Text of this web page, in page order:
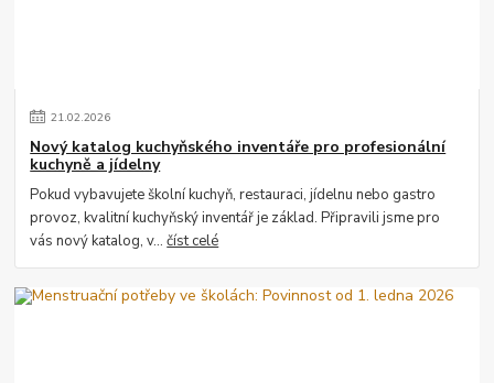
21.02.2026
Nový katalog kuchyňského inventáře pro profesionální
kuchyně a jídelny
Pokud vybavujete školní kuchyň, restauraci, jídelnu nebo gastro
provoz, kvalitní kuchyňský inventář je základ. Připravili jsme pro
vás nový katalog, v...číst celé